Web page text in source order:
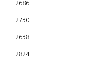
2686
2730
2638
2824